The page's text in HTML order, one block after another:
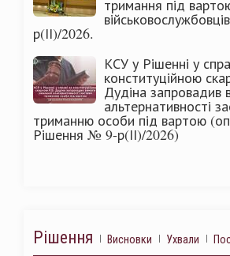
тримання під
р(ІІ)/2026.
КСУ у Рішенні у
конституційною
Дудіна запровадив
альтернативності
триманню особи під вартою
Рішення № 9-р(ІІ)/2026)
Рішення Висновки Ухвали